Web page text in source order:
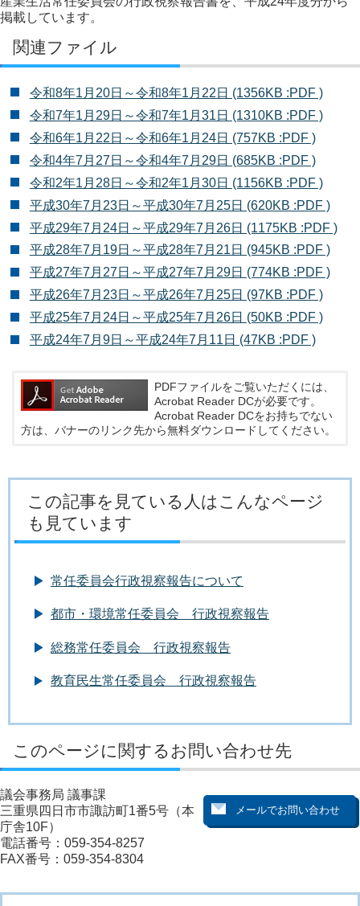
掲載しています。
関連ファイル
令和8年1月20日～令和8年1月22日 (1356KB :PDF )
令和7年1月29日～令和7年1月31日 (1310KB :PDF )
令和6年1月22日～令和6年1月24日 (757KB :PDF )
令和4年7月27日～令和4年7月29日 (685KB :PDF )
令和2年1月28日～令和2年1月30日 (1156KB :PDF )
平成30年7月23日～平成30年7月25日 (620KB :PDF )
平成29年7月24日～平成29年7月26日 (1175KB :PDF )
平成28年7月19日～平成28年7月21日 (945KB :PDF )
平成27年7月27日～平成27年7月29日 (774KB :PDF )
平成26年7月23日～平成26年7月25日 (97KB :PDF )
平成25年7月24日～平成25年7月26日 (50KB :PDF )
平成24年7月9日～平成24年7月11日 (47KB :PDF )
PDFファイルをご覧いただくには、
Acrobat Reader DCが必要です。
Acrobat Reader DCをお持ちでない
方は、バナーのリンク先から無料ダウンロードしてください。
この記事を見ている人はこんなページ
も見ています
常任委員会行政視察報告について
都市・環境常任委員会 行政視察報告
総務常任委員会 行政視察報告
教育民生常任委員会 行政視察報告
このページに関するお問い合わせ先
議会事務局 議事課
三重県四日市市諏訪町1番5号（本
庁舎10F）
電話番号：059-354-8257
FAX番号：059-354-8304